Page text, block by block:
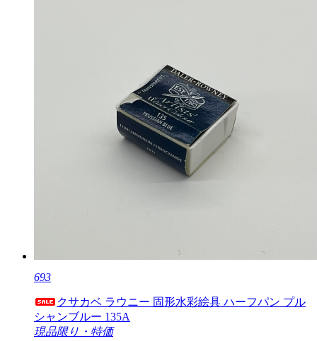
693
クサカベ ラウニー 固形水彩絵具 ハーフパン プル
シャンブルー 135A
現品限り・特価